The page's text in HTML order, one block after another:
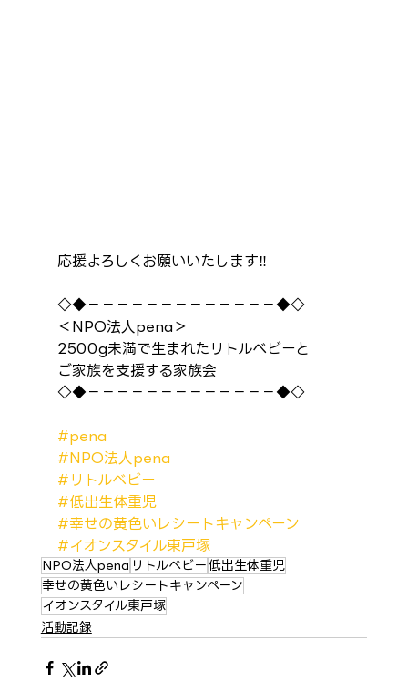
応援よろしくお願いいたします‼️
◇◆－－－－－－－－－－－－－◆◇
＜NPO法人pena＞
2500g未満で生まれたリトルベビーと
ご家族を支援する家族会
◇◆－－－－－－－－－－－－－◆◇
#pena
#NPO法人pena
#リトルベビー
#低出生体重児
#幸せの黄色いレシートキャンペーン
#イオンスタイル東戸塚
NPO法人penaリトルベビー低出生体重児
幸せの黄色いレシートキャンペーン
イオンスタイル東戸塚
活動記録